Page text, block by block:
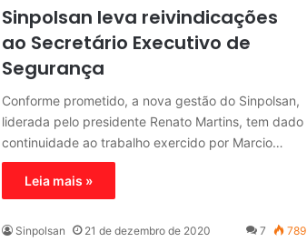
Sinpolsan leva reivindicações
ao Secretário Executivo de
Segurança
Conforme prometido, a nova gestão do Sinpolsan,
liderada pelo presidente Renato Martins, tem dado
continuidade ao trabalho exercido por Marcio…
Leia mais »
Sinpolsan 21 de dezembro de 2020 7 789